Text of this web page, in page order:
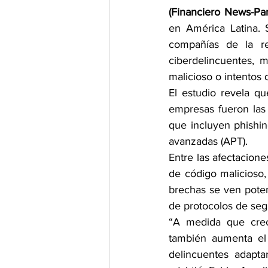
(Financiero News-
en América
compañías de la
ciberdelincuentes,
malicioso o intentos
El estudio revela
empresas fueron
que incluyen
avanzadas (APT).
Entre las
de código
brechas se ven
de protocolos de
“A medida que
también aumenta
delincuentes